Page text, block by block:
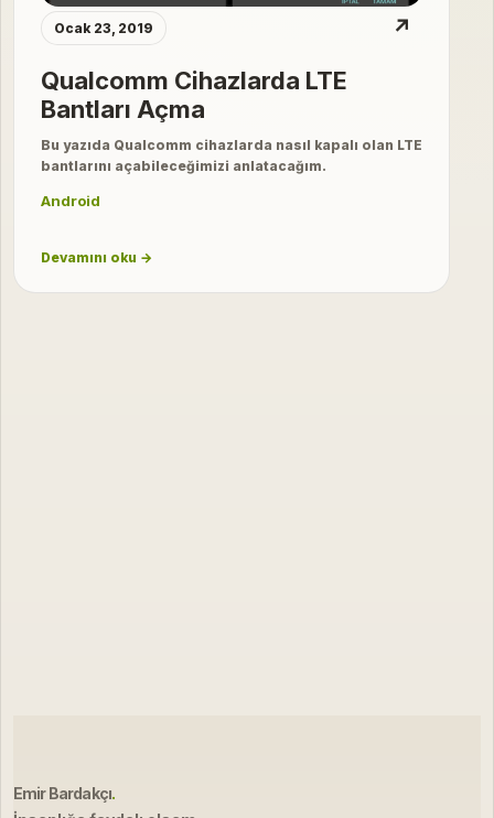
Ocak 23, 2019 ↗
Qualcomm Cihazlarda LTE
Bantları Açma
Bu yazıda Qualcomm cihazlarda nasıl kapalı olan LTE
bantlarını açabileceğimizi anlatacağım.
Android
Devamını oku →
Emir Bardakçı.